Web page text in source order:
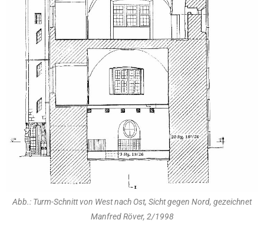
Abb.: Turm-Schnitt von West nach Ost, Sicht gegen Nord, gezeichnet
Manfred Röver, 2/1998